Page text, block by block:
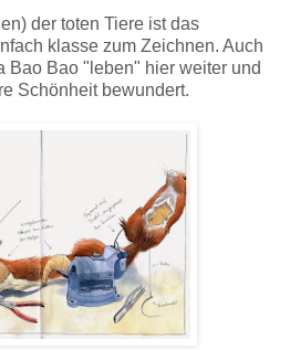
der toten Tiere ist das
klasse zum Zeichnen. Auch
Bao Bao "leben" hier weiter und
Schönheit bewundert.